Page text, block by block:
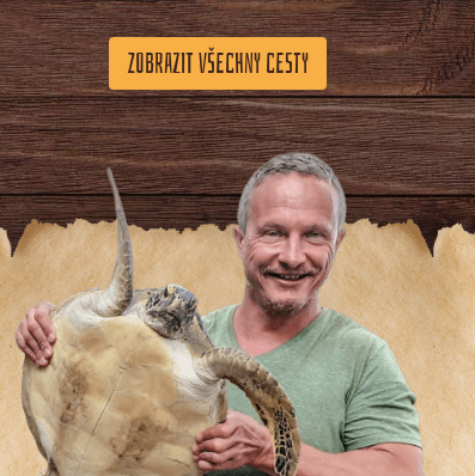
ZOBRAZIT VŠECHNY CESTY